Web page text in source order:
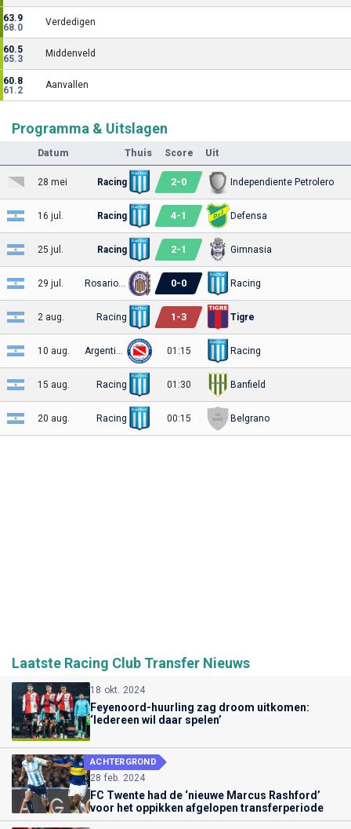
63.9
68.0
Verdedigen
60.5
65.3
Middenveld
60.8
61.2
Aanvallen
Programma & Uitslagen
Datum Thuis Score Uit
28 mei Racing 2-0 Independiente Petrolero
16 jul. Racing 4-1 Defensa
25 jul. Racing 2-1 Gimnasia
29 jul. Rosario Central 0-0 Racing
2 aug. Racing 1 -3 Tigre
10 aug. Argentinos 01:15 Racing
15 aug. Racing 01:30 Banfield
20 aug. Racing 00:15 Belgrano
Laatste Racing Club Transfer Nieuws
18 okt. 2024
Feyenoord-huurling zag droom uitkomen:
‘Iedereen wil daar spelen’
ACHTERGROND
28 feb. 2024
FC Twente had de ‘nieuwe Marcus Rashford’
voor het oppikken afgelopen transferperiode